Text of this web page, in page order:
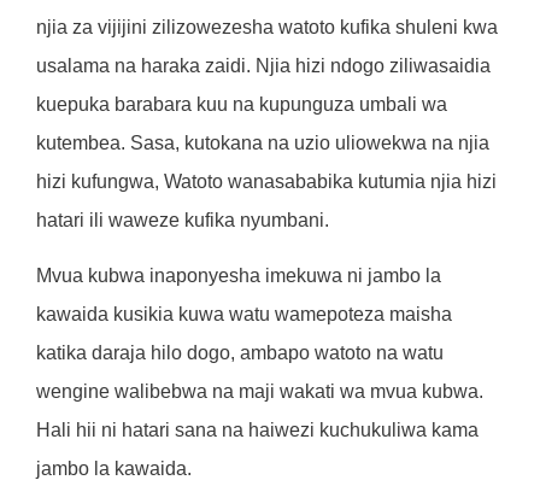
njia za vijijini zilizowezesha watoto kufika shuleni kwa
usalama na haraka zaidi. Njia hizi ndogo ziliwasaidia
kuepuka barabara kuu na kupunguza umbali wa
kutembea. Sasa, kutokana na uzio uliowekwa na njia
hizi kufungwa, Watoto wanasababika kutumia njia hizi
hatari ili waweze kufika nyumbani.
Mvua kubwa inaponyesha imekuwa ni jambo la
kawaida kusikia kuwa watu wamepoteza maisha
katika daraja hilo dogo, ambapo watoto na watu
wengine walibebwa na maji wakati wa mvua kubwa.
Hali hii ni hatari sana na haiwezi kuchukuliwa kama
jambo la kawaida.